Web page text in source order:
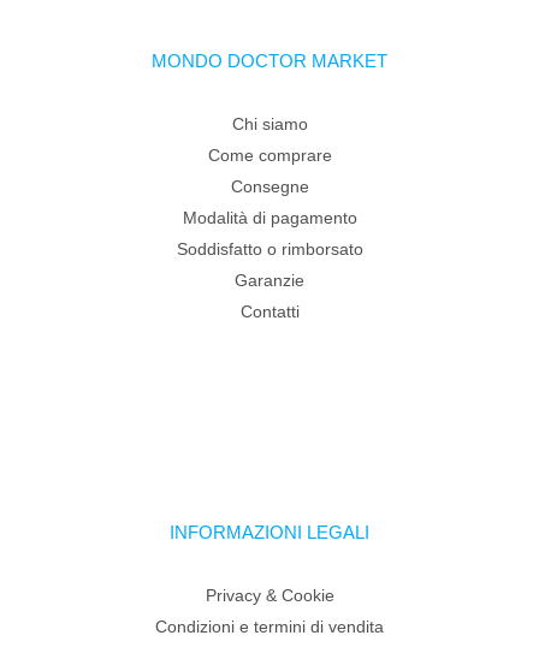
MONDO DOCTOR MARKET
Chi siamo
Come comprare
Consegne
Modalità di pagamento
Soddisfatto o rimborsato
Garanzie
Contatti
INFORMAZIONI LEGALI
Privacy & Cookie
Condizioni e termini di vendita